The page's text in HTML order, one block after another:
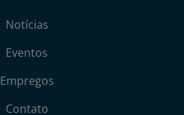
Notícias
Eventos
Empregos
Contato